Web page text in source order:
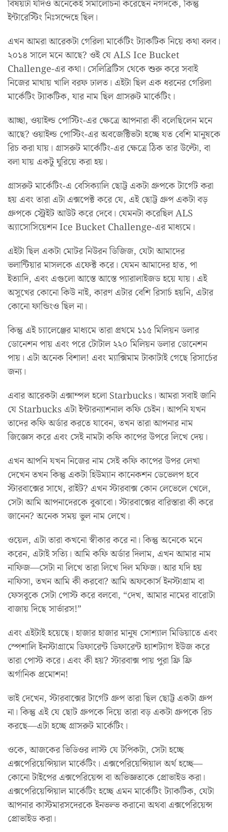
বিষয়টা যদিও অনেকেই সমালোচনা করেছেন নগদকে, কিন্তু
ইন্টারেস্টিং নিঃসন্দেহে ছিল।
এখন আমরা আরেকটা গেরিলা মার্কেটিং ট্যাকটিক নিয়ে কথা বলব।
২০১৪ সালে মনে আছে? ওই যে ALS Ice Bucket
Challenge-এর কথা। সেলিব্রিটিস থেকে শুরু করে সবাই
নিজের মাথায় খালি বরফ ঢালত। এইটা ছিল এক ধরনের গেরিলা
মার্কেটিং ট্যাকটিক, যার নাম ছিল গ্রাসরুট মার্কেটিং।
আচ্ছা, ওয়াইল্ড পোস্টিং-এর ক্ষেত্রে আপনারা কী বলেছিলেন মনে
আছে? ওয়াইল্ড পোস্টিং-এর অবজেক্টিভটা হচ্ছে যত বেশি মানুষকে
রিচ করা যায়। গ্রাসরুট মার্কেটিং-এর ক্ষেত্রে ঠিক তার উল্টো, বা
বলা যায় একটু ঘুরিয়ে করা হয়।
গ্রাসরুট মার্কেটিং-এ বেসিক্যালি ছোট্ট একটা গ্রুপকে টার্গেট করা
হয় এবং তারা এটা এক্সপেক্ট করে যে, এই ছোট্ট গ্রুপ একটা বড়
গ্রুপকে স্ট্রেইট আউট করে দেবে। যেমনটা করেছিল ALS
অ্যাসোসিয়েশন Ice Bucket Challenge-এর মাধ্যমে।
এইটা ছিল একটা মোটর নিউরন ডিজিজ, যেটা আমাদের
ভলান্টিয়ার মাসলকে এফেক্ট করে। যেমন আমাদের হাত, পা
ইত্যাদি, এবং এগুলো আস্তে আস্তে প্যারালাইজড হয়ে যায়। এই
অসুখের কোনো কিউ নাই, কারণ এটার বেশি রিসার্চ হয়নি, এটার
কোনো ফান্ডিংও ছিল না।
কিন্তু এই চ্যালেঞ্জের মাধ্যমে তারা প্রথমে ১১৫ মিলিয়ন ডলার
ডোনেশন পায় এবং পরে টোটাল ২২০ মিলিয়ন ডলার ডোনেশন
পায়। এটা অনেক বিশাল! এবং ম্যাক্সিমাম টাকাটাই গেছে রিসার্চের
জন্য।
এবার আরেকটা এক্সাম্পল হলো Starbucks। আমরা সবাই জানি
যে Starbucks এটা ইন্টারন্যাশনাল কফি চেইন। আপনি যখন
তাদের কফি অর্ডার করতে যাবেন, তখন তারা আপনার নাম
জিজ্ঞেস করে এবং সেই নামটা কফি কাপের উপরে লিখে দেয়।
এখন আপনি যখন নিজের নাম সেই কফি কাপের উপর লেখা
দেখেন তখন কিন্তু একটা হিউম্যান কানেকশন ডেভেলপ হবে
স্টারবাক্সের সাথে, রাইট? এখন স্টারবাক্স কোন লেভেলে খেলে,
সেটা আমি আপনাদেরকে বুঝাবো। স্টারবাক্সের বারিস্তারা কী করে
জানেন? অনেক সময় ভুল নাম লেখে।
ওয়েল, এটা তারা কখনো স্বীকার করে না। কিন্তু অনেকে মনে
করেন, এটাই সত্যি। আমি কফি অর্ডার দিলাম, এখন আমার নাম
নাফিজ—সেটা না লিখে তারা লিখে দিল মফিজ। আর যদি হয়
নাফিসা, তখন আমি কী করবো? আমি অফকোর্স ইনস্টাগ্রাম বা
ফেসবুকে সেটা পোস্ট করে বলবো, “দেখ, আমার নামের বারোটা
বাজায় দিছে সার্ভারস!”
এবং এইটাই হয়েছে। হাজার হাজার মানুষ সোশ্যাল মিডিয়াতে এবং
স্পেশালি ইনস্টাগ্রামে ডিফারেন্ট ডিফারেন্ট হ্যাশট্যাগ ইউজ করে
তারা পোস্ট করে। এবং কী হয়? স্টারবাক্স পায় পুরা ফ্রি ফ্রি
অর্গানিক প্রমোশন!
ভাই দেখেন, স্টারবাক্সের টার্গেট গ্রুপ তারা ছিল ছোট্ট একটা গ্রুপ
না। কিন্তু এই যে ছোট গ্রুপকে দিয়ে তারা বড় একটা গ্রুপকে রিচ
করছে—এটা হচ্ছে গ্রাসরুট মার্কেটিং।
ওকে, আজকের ভিডিওর লাস্ট যে টপিকটা, সেটা হচ্ছে
এক্সপেরিয়েন্সিয়াল মার্কেটিং। এক্সপেরিয়েন্সিয়াল অর্থ হচ্ছে—
কোনো টাইপের এক্সপেরিয়েন্স বা অভিজ্ঞতাকে প্রোভাইড করা।
এক্সপেরিয়েন্সিয়াল মার্কেটিং হচ্ছে এমন মার্কেটিং ট্যাকটিক, যেটা
আপনার কাস্টমারসদেরকে ইনভল্ভ করানো অথবা এক্সপেরিয়েন্স
প্রোভাইড করা।